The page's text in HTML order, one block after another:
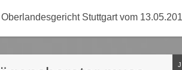
Stuttgart vom